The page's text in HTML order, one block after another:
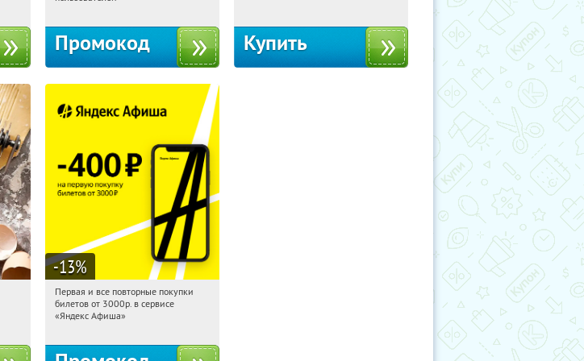
Промокод Купить
-13%
22:56:56 Получили:
Россия
Первая и все повторные покупки
билетов от 3000р. в сервисе
«Яндекс Афиша»